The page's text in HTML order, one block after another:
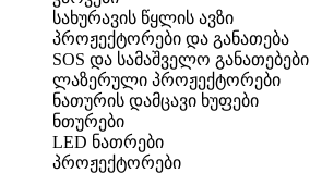
სახურავის წყლის ავზი
პროჟექტორები და განათება
SOS და სამაშველო განათებები
ლაზერული პროჟექტორები
ნათურის დამცავი ხუფები
ნთურები
LED ნათრები
პროჟექტორები